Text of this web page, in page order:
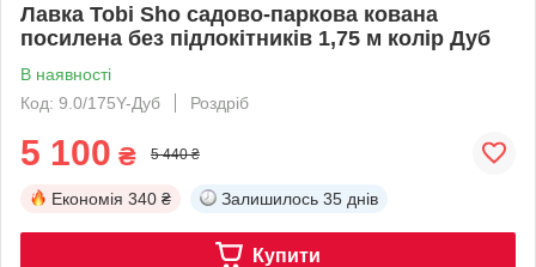
Лавка Tobi Sho садово-паркова кована
посилена без підлокітників 1,75 м колір Дуб
В наявності
Код: 9.0/175Y-Дуб
Роздріб
5 100 ₴ 5 440 ₴
Економія 340 ₴ Залишилось 35 днів
Купити